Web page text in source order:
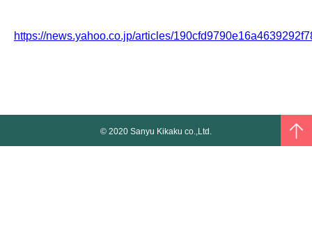
https://news.yahoo.co.jp/articles/
© 2020 Sanyu Kikaku co.,Ltd.